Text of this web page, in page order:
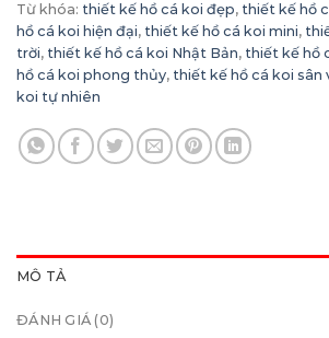
Từ khóa: thiết kế hồ cá koi đẹp, thiết kế hồ
hồ cá koi hiện đại, thiết kế hồ cá koi mini,
trời, thiết kế hồ cá koi Nhật Bản, thiết kế hồ
hồ cá koi phong thủy, thiết kế hồ cá koi sân
koi tự nhiên
MÔ TẢ
ĐÁNH GIÁ (0)